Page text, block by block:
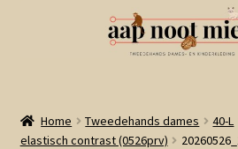
naar
navigatie
de
inhoud
Welkom
Home Tweedehands dames 40-L
elastisch contrast (0526prv)